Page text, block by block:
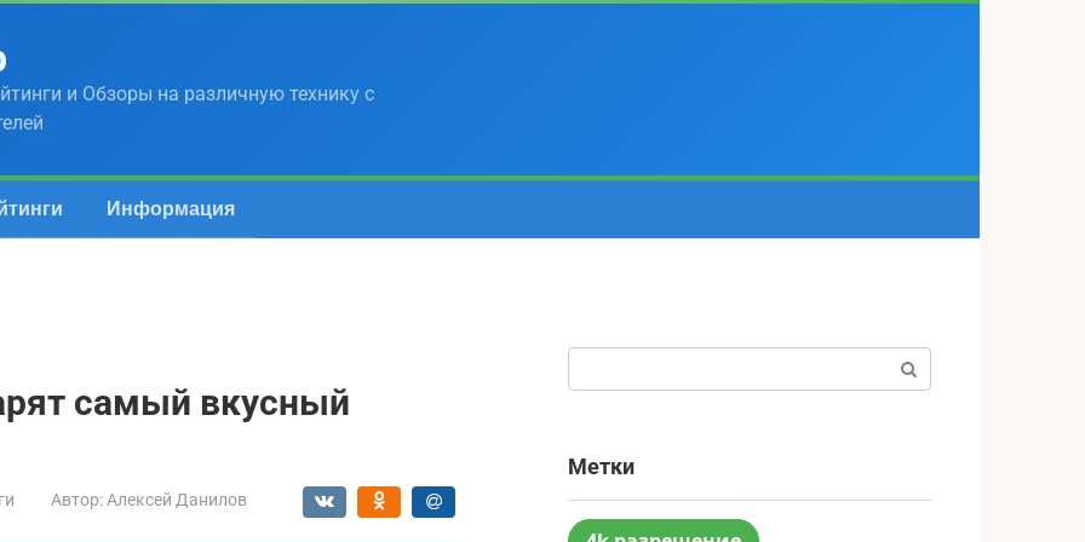
и Обзоры на различную технику с
Информация
самый вкусный
Автор: Алексей Данилов
Метки